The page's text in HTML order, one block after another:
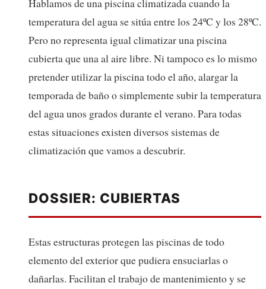
Hablamos de una piscina climatizada cuando la
temperatura del agua se sitúa entre los 24ºC y los 28ºC.
Pero no representa igual climatizar una piscina
cubierta que una al aire libre. Ni tampoco es lo mismo
pretender utilizar la piscina todo el año, alargar la
temporada de baño o simplemente subir la temperatura
del agua unos grados durante el verano. Para todas
estas situaciones existen diversos sistemas de
climatización que vamos a descubrir.
DOSSIER: CUBIERTAS
Estas estructuras protegen las piscinas de todo
elemento del exterior que pudiera ensuciarlas o
dañarlas. Facilitan el trabajo de mantenimiento y se